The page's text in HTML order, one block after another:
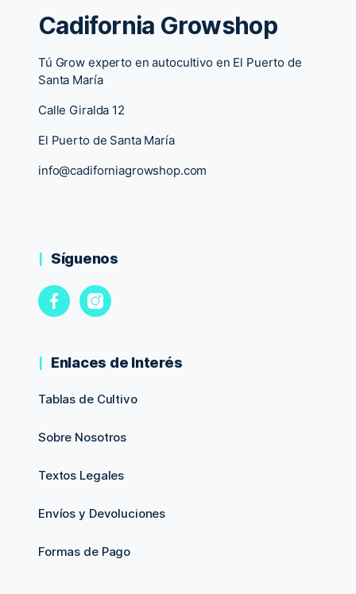
Cadifornia Growshop
Tú Grow experto en autocultivo en El Puerto de
Santa María
Calle Giralda 12
El Puerto de Santa María
info@cadiforniagrowshop.com
Síguenos
Enlaces de Interés
Tablas de Cultivo
Sobre Nosotros
Textos Legales
Envíos y Devoluciones
Formas de Pago